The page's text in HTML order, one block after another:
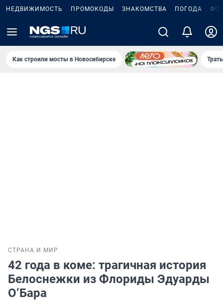
НЕДВИЖИМОСТЬ ПРОМОКОДЫ ЗНАКОМСТВА ПОГОДА
Как строили мосты в Новосибирске
СТРАНА И МИР
42 года в коме: трагичная история
Белоснежки из Флориды Эдуарды
О’Бара